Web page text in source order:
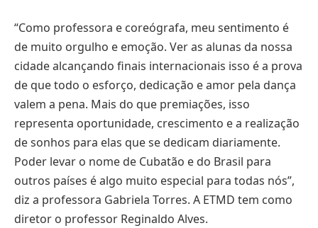
“Como professora e coreógrafa, meu sentimento é
de muito orgulho e emoção. Ver as alunas da nossa
cidade alcançando finais internacionais isso é a prova
de que todo o esforço, dedicação e amor pela dança
valem a pena. Mais do que premiações, isso
representa oportunidade, crescimento e a realização
de sonhos para elas que se dedicam diariamente.
Poder levar o nome de Cubatão e do Brasil para
outros países é algo muito especial para todas nós”,
diz a professora Gabriela Torres. A ETMD tem como
diretor o professor Reginaldo Alves.